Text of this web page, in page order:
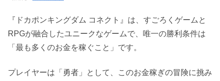
『ドカポンキングダム コネクト』は、すごろくゲームと
RPGが融合したユニークなゲームで、唯一の勝利条件は
「最も多くのお金を稼ぐこと」です。
プレイヤーは「勇者」として、このお金稼ぎの冒険に挑み